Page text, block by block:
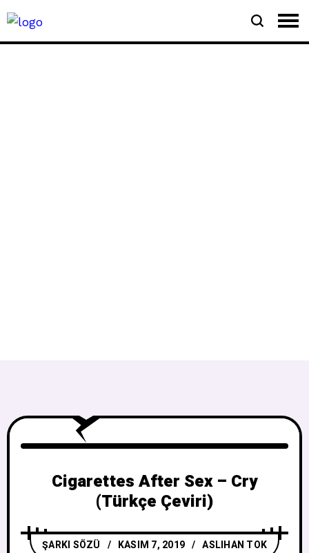
Cigarettes After Sex – Cry
(Türkçe Çeviri)
ŞARKI SÖZÜ KASIM 7, 2019 ASLIHAN TOK